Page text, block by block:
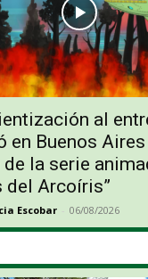
al
en Buenos
la serie
del Arcoíris”
Escobar - 06/08/2026